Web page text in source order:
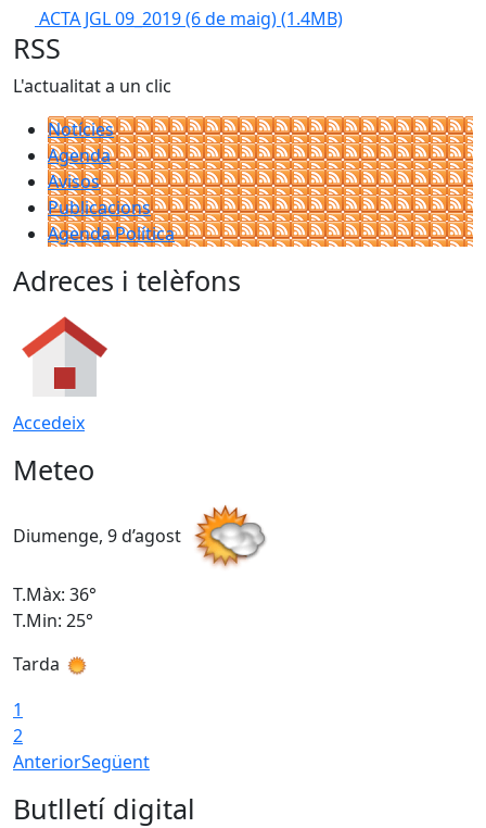
ACTA JGL 09_2019 (6 de maig)(1.4MB)
RSS
L'actualitat a un clic
Notícies
Agenda
Avisos
Publicacions
Agenda Política
Adreces i telèfons
Accedeix
Meteo
Diumenge, 9 d’agost
T.Màx: 36°
T.Min: 25°
Tarda
1
2
AnteriorSegüent
Butlletí digital